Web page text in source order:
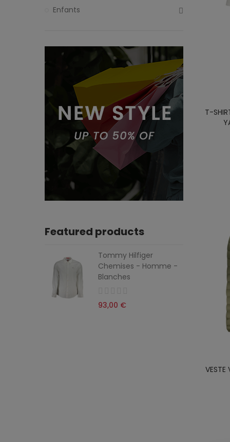
T-
VESTE
Enfants
Featured products
Tommy Hilfiger
Chemises - Homme -
Blanches
93,00 €